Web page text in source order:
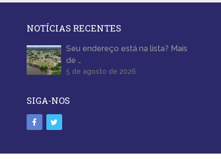
NOTÍCIAS RECENTES
Seu endereço está na lista? Mais
de …
5 de agosto de 2026
SIGA-NOS